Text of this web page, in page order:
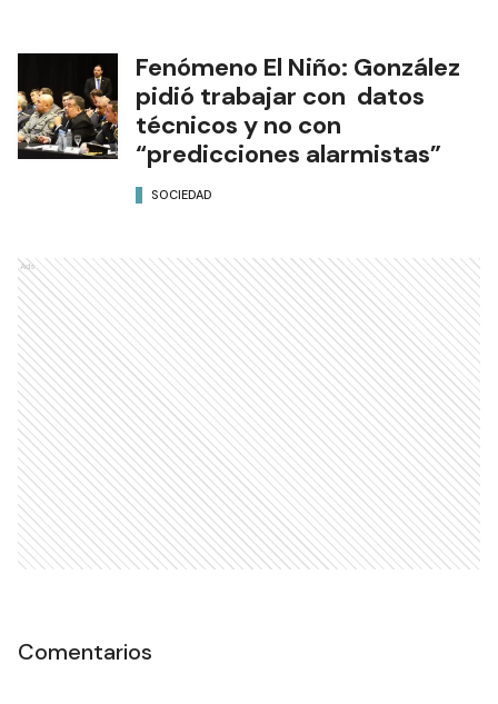
Fenómeno El Niño: González
pidió trabajar con datos
técnicos y no con
“predicciones alarmistas”
SOCIEDAD
Ads
Comentarios